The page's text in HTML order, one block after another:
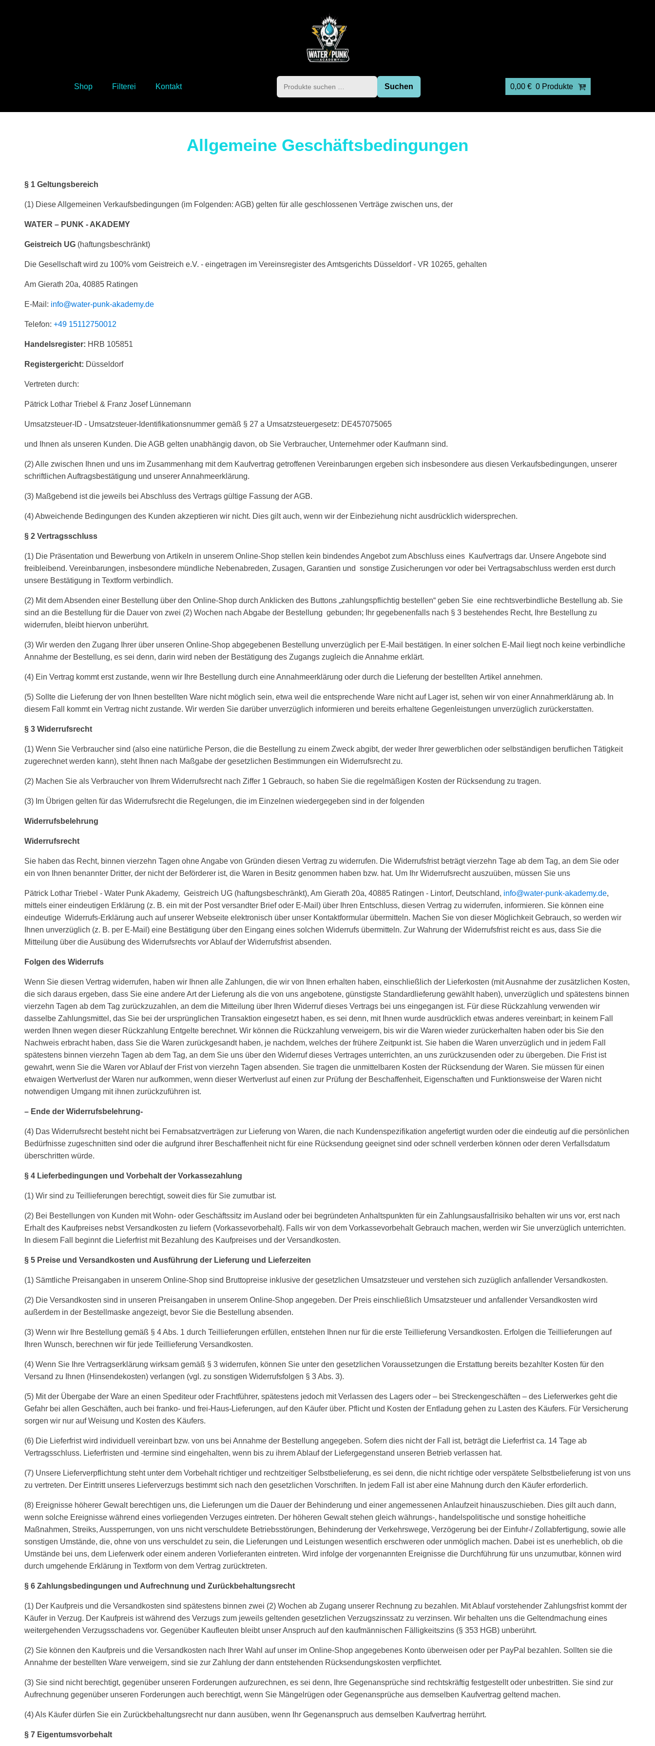
Shop Filterei Kontakt Suchen 0,00 € 0 Produkte
Allgemeine Geschäftsbedingungen
§ 1 Geltungsbereich
(1) Diese Allgemeinen Verkaufsbedingungen (im Folgenden: AGB) gelten für alle geschlossenen Verträge zwischen uns, der
WATER – PUNK - AKADEMY
Geistreich UG (haftungsbeschränkt)
Die Gesellschaft wird zu 100% vom Geistreich e.V. - eingetragen im Vereinsregister des Amtsgerichts Düsseldorf - VR 10265, gehalten
Am Gierath 20a, 40885 Ratingen
E-Mail: info@water-punk-akademy.de
Telefon: +49 15112750012
Handelsregister: HRB 105851
Registergericht: Düsseldorf
Vertreten durch:
Pätrick Lothar Triebel & Franz Josef Lünnemann
Umsatzsteuer-ID - Umsatzsteuer-Identifikationsnummer gemäß § 27 a Umsatzsteuergesetz: DE457075065
und Ihnen als unseren Kunden. Die AGB gelten unabhängig davon, ob Sie Verbraucher, Unternehmer oder Kaufmann sind.
(2) Alle zwischen Ihnen und uns im Zusammenhang mit dem Kaufvertrag getroffenen Vereinbarungen ergeben sich insbesondere aus diesen Verkaufsbedingungen, unserer
schriftlichen Auftragsbestätigung und unserer Annahmeerklärung.
(3) Maßgebend ist die jeweils bei Abschluss des Vertrags gültige Fassung der AGB.
(4) Abweichende Bedingungen des Kunden akzeptieren wir nicht. Dies gilt auch, wenn wir der Einbeziehung nicht ausdrücklich widersprechen.
§ 2 Vertragsschluss
(1) Die Präsentation und Bewerbung von Artikeln in unserem Online-Shop stellen kein bindendes Angebot zum Abschluss eines Kaufvertrags dar. Unsere Angebote sind
freibleibend. Vereinbarungen, insbesondere mündliche Nebenabreden, Zusagen, Garantien und sonstige Zusicherungen vor oder bei Vertragsabschluss werden erst durch
unsere Bestätigung in Textform verbindlich.
(2) Mit dem Absenden einer Bestellung über den Online-Shop durch Anklicken des Buttons „zahlungspflichtig bestellen“ geben Sie eine rechtsverbindliche Bestellung ab. Sie
sind an die Bestellung für die Dauer von zwei (2) Wochen nach Abgabe der Bestellung gebunden; Ihr gegebenenfalls nach § 3 bestehendes Recht, Ihre Bestellung zu
widerrufen, bleibt hiervon unberührt.
(3) Wir werden den Zugang Ihrer über unseren Online-Shop abgegebenen Bestellung unverzüglich per E-Mail bestätigen. In einer solchen E-Mail liegt noch keine verbindliche
Annahme der Bestellung, es sei denn, darin wird neben der Bestätigung des Zugangs zugleich die Annahme erklärt.
(4) Ein Vertrag kommt erst zustande, wenn wir Ihre Bestellung durch eine Annahmeerklärung oder durch die Lieferung der bestellten Artikel annehmen.
(5) Sollte die Lieferung der von Ihnen bestellten Ware nicht möglich sein, etwa weil die entsprechende Ware nicht auf Lager ist, sehen wir von einer Annahmerklärung ab. In
diesem Fall kommt ein Vertrag nicht zustande. Wir werden Sie darüber unverzüglich informieren und bereits erhaltene Gegenleistungen unverzüglich zurückerstatten.
§ 3 Widerrufsrecht
(1) Wenn Sie Verbraucher sind (also eine natürliche Person, die die Bestellung zu einem Zweck abgibt, der weder Ihrer gewerblichen oder selbständigen beruflichen Tätigkeit
zugerechnet werden kann), steht Ihnen nach Maßgabe der gesetzlichen Bestimmungen ein Widerrufsrecht zu.
(2) Machen Sie als Verbraucher von Ihrem Widerrufsrecht nach Ziffer 1 Gebrauch, so haben Sie die regelmäßigen Kosten der Rücksendung zu tragen.
(3) Im Übrigen gelten für das Widerrufsrecht die Regelungen, die im Einzelnen wiedergegeben sind in der folgenden
Widerrufsbelehrung
Widerrufsrecht
Sie haben das Recht, binnen vierzehn Tagen ohne Angabe von Gründen diesen Vertrag zu widerrufen. Die Widerrufsfrist beträgt vierzehn Tage ab dem Tag, an dem Sie oder
ein von Ihnen benannter Dritter, der nicht der Beförderer ist, die Waren in Besitz genommen haben bzw. hat. Um Ihr Widerrufsrecht auszuüben, müssen Sie uns
Pätrick Lothar Triebel - Water Punk Akademy, Geistreich UG (haftungsbeschränkt), Am Gierath 20a, 40885 Ratingen - Lintorf, Deutschland, info@water-punk-akademy.de,
mittels einer eindeutigen Erklärung (z. B. ein mit der Post versandter Brief oder E-Mail) über Ihren Entschluss, diesen Vertrag zu widerrufen, informieren. Sie können eine
eindeutige Widerrufs-Erklärung auch auf unserer Webseite elektronisch über unser Kontaktformular übermitteln. Machen Sie von dieser Möglichkeit Gebrauch, so werden wir
Ihnen unverzüglich (z. B. per E-Mail) eine Bestätigung über den Eingang eines solchen Widerrufs übermitteln. Zur Wahrung der Widerrufsfrist reicht es aus, dass Sie die
Mitteilung über die Ausübung des Widerrufsrechts vor Ablauf der Widerrufsfrist absenden.
Folgen des Widerrufs
Wenn Sie diesen Vertrag widerrufen, haben wir Ihnen alle Zahlungen, die wir von Ihnen erhalten haben, einschließlich der Lieferkosten (mit Ausnahme der zusätzlichen Kosten,
die sich daraus ergeben, dass Sie eine andere Art der Lieferung als die von uns angebotene, günstigste Standardlieferung gewählt haben), unverzüglich und spätestens binnen
vierzehn Tagen ab dem Tag zurückzuzahlen, an dem die Mitteilung über Ihren Widerruf dieses Vertrags bei uns eingegangen ist. Für diese Rückzahlung verwenden wir
dasselbe Zahlungsmittel, das Sie bei der ursprünglichen Transaktion eingesetzt haben, es sei denn, mit Ihnen wurde ausdrücklich etwas anderes vereinbart; in keinem Fall
werden Ihnen wegen dieser Rückzahlung Entgelte berechnet. Wir können die Rückzahlung verweigern, bis wir die Waren wieder zurückerhalten haben oder bis Sie den
Nachweis erbracht haben, dass Sie die Waren zurückgesandt haben, je nachdem, welches der frühere Zeitpunkt ist. Sie haben die Waren unverzüglich und in jedem Fall
spätestens binnen vierzehn Tagen ab dem Tag, an dem Sie uns über den Widerruf dieses Vertrages unterrichten, an uns zurückzusenden oder zu übergeben. Die Frist ist
gewahrt, wenn Sie die Waren vor Ablauf der Frist von vierzehn Tagen absenden. Sie tragen die unmittelbaren Kosten der Rücksendung der Waren. Sie müssen für einen
etwaigen Wertverlust der Waren nur aufkommen, wenn dieser Wertverlust auf einen zur Prüfung der Beschaffenheit, Eigenschaften und Funktionsweise der Waren nicht
notwendigen Umgang mit ihnen zurückzuführen ist.
– Ende der Widerrufsbelehrung-
(4) Das Widerrufsrecht besteht nicht bei Fernabsatzverträgen zur Lieferung von Waren, die nach Kundenspezifikation angefertigt wurden oder die eindeutig auf die persönlichen
Bedürfnisse zugeschnitten sind oder die aufgrund ihrer Beschaffenheit nicht für eine Rücksendung geeignet sind oder schnell verderben können oder deren Verfallsdatum
überschritten würde.
§ 4 Lieferbedingungen und Vorbehalt der Vorkassezahlung
(1) Wir sind zu Teillieferungen berechtigt, soweit dies für Sie zumutbar ist.
(2) Bei Bestellungen von Kunden mit Wohn- oder Geschäftssitz im Ausland oder bei begründeten Anhaltspunkten für ein Zahlungsausfallrisiko behalten wir uns vor, erst nach
Erhalt des Kaufpreises nebst Versandkosten zu liefern (Vorkassevorbehalt). Falls wir von dem Vorkassevorbehalt Gebrauch machen, werden wir Sie unverzüglich unterrichten.
In diesem Fall beginnt die Lieferfrist mit Bezahlung des Kaufpreises und der Versandkosten.
§ 5 Preise und Versandkosten und Ausführung der Lieferung und Lieferzeiten
(1) Sämtliche Preisangaben in unserem Online-Shop sind Bruttopreise inklusive der gesetzlichen Umsatzsteuer und verstehen sich zuzüglich anfallender Versandkosten.
(2) Die Versandkosten sind in unseren Preisangaben in unserem Online-Shop angegeben. Der Preis einschließlich Umsatzsteuer und anfallender Versandkosten wird
außerdem in der Bestellmaske angezeigt, bevor Sie die Bestellung absenden.
(3) Wenn wir Ihre Bestellung gemäß § 4 Abs. 1 durch Teillieferungen erfüllen, entstehen Ihnen nur für die erste Teillieferung Versandkosten. Erfolgen die Teillieferungen auf
Ihren Wunsch, berechnen wir für jede Teillieferung Versandkosten.
(4) Wenn Sie Ihre Vertragserklärung wirksam gemäß § 3 widerrufen, können Sie unter den gesetzlichen Voraussetzungen die Erstattung bereits bezahlter Kosten für den
Versand zu Ihnen (Hinsendekosten) verlangen (vgl. zu sonstigen Widerrufsfolgen § 3 Abs. 3).
(5) Mit der Übergabe der Ware an einen Spediteur oder Frachtführer, spätestens jedoch mit Verlassen des Lagers oder – bei Streckengeschäften – des Lieferwerkes geht die
Gefahr bei allen Geschäften, auch bei franko- und frei-Haus-Lieferungen, auf den Käufer über. Pflicht und Kosten der Entladung gehen zu Lasten des Käufers. Für Versicherung
sorgen wir nur auf Weisung und Kosten des Käufers.
(6) Die Lieferfrist wird individuell vereinbart bzw. von uns bei Annahme der Bestellung angegeben. Sofern dies nicht der Fall ist, beträgt die Lieferfrist ca. 14 Tage ab
Vertragsschluss. Lieferfristen und -termine sind eingehalten, wenn bis zu ihrem Ablauf der Liefergegenstand unseren Betrieb verlassen hat.
(7) Unsere Lieferverpflichtung steht unter dem Vorbehalt richtiger und rechtzeitiger Selbstbelieferung, es sei denn, die nicht richtige oder verspätete Selbstbelieferung ist von uns
zu vertreten. Der Eintritt unseres Lieferverzugs bestimmt sich nach den gesetzlichen Vorschriften. In jedem Fall ist aber eine Mahnung durch den Käufer erforderlich.
(8) Ereignisse höherer Gewalt berechtigen uns, die Lieferungen um die Dauer der Behinderung und einer angemessenen Anlaufzeit hinauszuschieben. Dies gilt auch dann,
wenn solche Ereignisse während eines vorliegenden Verzuges eintreten. Der höheren Gewalt stehen gleich währungs-, handelspolitische und sonstige hoheitliche
Maßnahmen, Streiks, Aussperrungen, von uns nicht verschuldete Betriebsstörungen, Behinderung der Verkehrswege, Verzögerung bei der Einfuhr-/ Zollabfertigung, sowie alle
sonstigen Umstände, die, ohne von uns verschuldet zu sein, die Lieferungen und Leistungen wesentlich erschweren oder unmöglich machen. Dabei ist es unerheblich, ob die
Umstände bei uns, dem Lieferwerk oder einem anderen Vorlieferanten eintreten. Wird infolge der vorgenannten Ereignisse die Durchführung für uns unzumutbar, können wird
durch umgehende Erklärung in Textform von dem Vertrag zurücktreten.
§ 6 Zahlungsbedingungen und Aufrechnung und Zurückbehaltungsrecht
(1) Der Kaufpreis und die Versandkosten sind spätestens binnen zwei (2) Wochen ab Zugang unserer Rechnung zu bezahlen. Mit Ablauf vorstehender Zahlungsfrist kommt der
Käufer in Verzug. Der Kaufpreis ist während des Verzugs zum jeweils geltenden gesetzlichen Verzugszinssatz zu verzinsen. Wir behalten uns die Geltendmachung eines
weitergehenden Verzugsschadens vor. Gegenüber Kaufleuten bleibt unser Anspruch auf den kaufmännischen Fälligkeitszins (§ 353 HGB) unberührt.
(2) Sie können den Kaufpreis und die Versandkosten nach Ihrer Wahl auf unser im Online-Shop angegebenes Konto überweisen oder per PayPal bezahlen. Sollten sie die
Annahme der bestellten Ware verweigern, sind sie zur Zahlung der dann entstehenden Rücksendungskosten verpflichtet.
(3) Sie sind nicht berechtigt, gegenüber unseren Forderungen aufzurechnen, es sei denn, Ihre Gegenansprüche sind rechtskräftig festgestellt oder unbestritten. Sie sind zur
Aufrechnung gegenüber unseren Forderungen auch berechtigt, wenn Sie Mängelrügen oder Gegenansprüche aus demselben Kaufvertrag geltend machen.
(4) Als Käufer dürfen Sie ein Zurückbehaltungsrecht nur dann ausüben, wenn Ihr Gegenanspruch aus demselben Kaufvertrag herrührt.
§ 7 Eigentumsvorbehalt